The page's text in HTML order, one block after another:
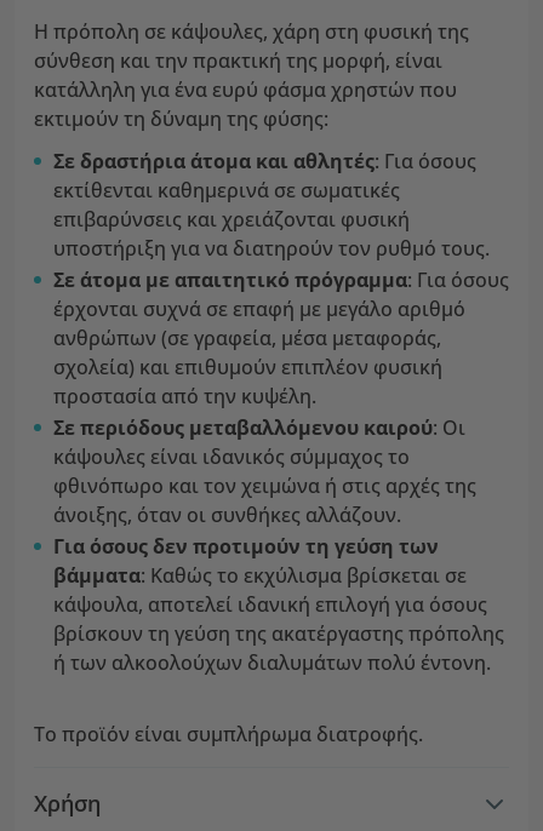
Η πρόπολη σε κάψουλες, χάρη στη φυσική της
σύνθεση και την πρακτική της μορφή, είναι
κατάλληλη για ένα ευρύ φάσμα χρηστών που
εκτιμούν τη δύναμη της φύσης:
Σε δραστήρια άτομα και αθλητές: Για όσους
εκτίθενται καθημερινά σε σωματικές
επιβαρύνσεις και χρειάζονται φυσική
υποστήριξη για να διατηρούν τον ρυθμό τους.
Σε άτομα με απαιτητικό πρόγραμμα: Για όσους
έρχονται συχνά σε επαφή με μεγάλο αριθμό
ανθρώπων (σε γραφεία, μέσα μεταφοράς,
σχολεία) και επιθυμούν επιπλέον φυσική
προστασία από την κυψέλη.
Σε περιόδους μεταβαλλόμενου καιρού: Οι
κάψουλες είναι ιδανικός σύμμαχος το
φθινόπωρο και τον χειμώνα ή στις αρχές της
άνοιξης, όταν οι συνθήκες αλλάζουν.
Για όσους δεν προτιμούν τη γεύση των
βάμματα: Καθώς το εκχύλισμα βρίσκεται σε
κάψουλα, αποτελεί ιδανική επιλογή για όσους
βρίσκουν τη γεύση της ακατέργαστης πρόπολης
ή των αλκοολούχων διαλυμάτων πολύ έντονη.
Το προϊόν είναι συμπλήρωμα διατροφής.
Χρήση